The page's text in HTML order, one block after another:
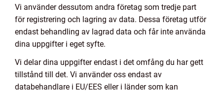
Vi använder dessutom andra företag som tredje part
för registrering och lagring av data. Dessa företag utför
endast behandling av lagrad data och får inte använda
dina uppgifter i eget syfte.
Vi delar dina uppgifter endast i det omfång du har gett
tillstånd till det. Vi använder oss endast av
databehandlare i EU/EES eller i länder som kan